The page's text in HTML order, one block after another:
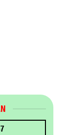
24060) quantity